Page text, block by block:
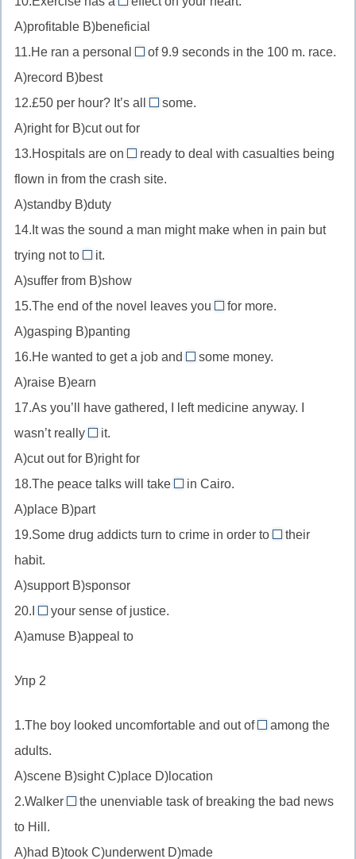
побил
//
благоприятный
A)profitable B)beneficial
11.He ran a personal
лучший
результат
of 9.9 seconds in the 100 m. race.
A)record B)best
12.£50 per hour? It’s all
//
хорошо
some.
A)right for B)cut out for
13.Hospitals are on
standby
//
состоянии
ready to deal with casualties being
flown in from the crash site.
A)standby B)duty
14.It was the sound a man might make when in pain but
trying not to
//
показывать
it.
A)suffer from B)show
15.The end of the novel leaves you
жаждая
for more.
A)gasping B)panting
16.He wanted to get a job and
заработать
some money.
A)raise B)earn
17.As you’ll have gathered, I left medicine anyway. I
wasn’t really
out
for
//
создан
it.
A)cut out for B)right for
18.The peace talks will take
место
in Cairo.
A)place B)part
19.Some drug addicts turn to crime in order to
their
habit.
A)support B)sponsor
20.I
appeal
to
апеллирую
your sense of justice.
A)amuse B)appeal to
Упр 2
1.The boy looked uncomfortable and out of
в
among the
adults.
A)scene B)sight C)place D)location
2.Walker
имел
the unenviable task of breaking the bad news
to Hill.
A)had B)took C)underwent D)made